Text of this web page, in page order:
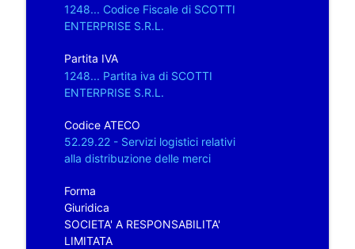
1248... Codice Fiscale di SCOTTI
ENTERPRISE S.R.L.
Partita IVA
1248... Partita iva di SCOTTI
ENTERPRISE S.R.L.
Codice ATECO
52.29.22 - Servizi logistici relativi
alla distribuzione delle merci
Forma
Giuridica
SOCIETA' A RESPONSABILITA'
LIMITATA